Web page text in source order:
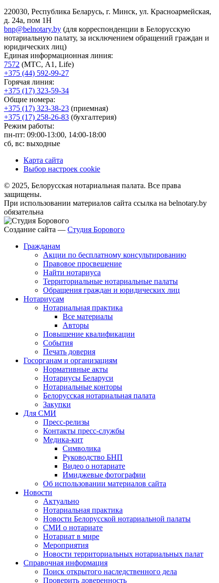
220030, Республика Беларусь, г. Минск, ул. Красноармейская,
д. 24а, пом 1Н
bnp@belnotary.by (для корреспонденции в Белорусскую
нотариальную палату, за исключением обращений граждан и
юридических лиц)
Единая информационная линия:
7572 (МТС, A1, Life)
+375 (44) 592-99-27
Горячая линия:
+375 (17) 323-59-34
Общие номера:
+375 (17) 323-38-23 (приемная)
+375 (17) 258-26-83 (бухгалтерия)
Режим работы:
пн-пт: 09:00-13:00, 14:00-18:00
сб, вс: выходные
Карта сайта
Выбор настроек cookie
© 2025, Белорусская нотариальная палата. Все права
защищены.
При использовании материалов сайта ссылка на belnotary.by
обязательна
Создание сайта — Студия Борового
Гражданам
Акции по бесплатному консультированию
Правовое просвещение
Найти нотариуса
Территориальные нотариальные палаты
Обращения граждан и юридических лиц
Нотариусам
Нотариальная практика
Все материалы
Авторы
Повышение квалификации
События
Печать доверия
Госорганам и организациям
Нормативные акты
Нотариусы Беларуси
Нотариальные конторы
Белорусская нотариальная палата
Закупки
Для СМИ
Пресс-релизы
Контакты пресс-службы
Медика-кит
Символика
Руководство БНП
Видео о нотариате
Имиджевые фотографии
Об использовании материалов сайта
Новости
Актуально
Нотариальная практика
Новости Белорусской нотариальной палаты
СМИ о нотариате
Нотариат в мире
Мероприятия
Новости территориальных нотариальных палат
Справочная информация
Поиск открытого наследственного дела
Проверить доверенность